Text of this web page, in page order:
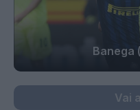
Banega
Vai